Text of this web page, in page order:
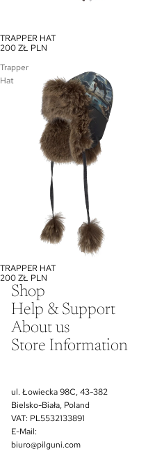
TRAPPER HAT
200 ZŁ PLN
Trapper
Hat
TRAPPER HAT
200 ZŁ PLN
Shop
Help & Support
About us
Store Information
ul. Łowiecka 98C, 43-382
Bielsko-Biała, Poland
VAT: PL5532133891
E-Mail:
biuro@pilguni.com